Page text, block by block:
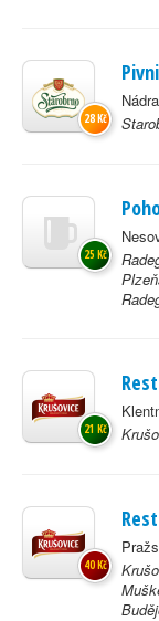
28 Kč
25 Kč
21 Kč
40 Kč